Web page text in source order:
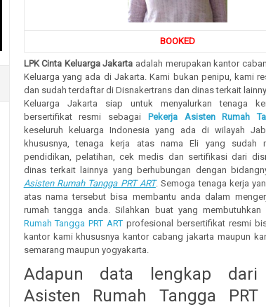
BOOKED
LPK Cinta Keluarga Jakarta adalah merupakan kantor
Keluarga yang ada di Jakarta. Kami bukan penipu, kami
dan sudah terdaftar di Disnakertrans dan dinas terkait
Keluarga Jakarta siap untuk menyalurkan tenaga
bersertifikat resmi sebagai Pekerja Asisten Rumah
keseluruh keluarga Indonesia yang ada di wilayah
khususnya, tenaga kerja atas nama Eli yang sudah
pendidikan, pelatihan, cek medis dan sertifikasi dari
dinas terkait lainnya yang berhubungan dengan
Asisten Rumah Tangga PRT ART. Semoga tenaga kerja
atas nama tersebut bisa membantu anda dalam
rumah tangga anda. Silahkan buat yang membutuhkan
Rumah Tangga PRT ART profesional bersertifikat resmi
kantor kami khususnya kantor cabang jakarta maupun
semarang maupun yogyakarta.
Adapun data lengkap dari
Asisten Rumah Tangga